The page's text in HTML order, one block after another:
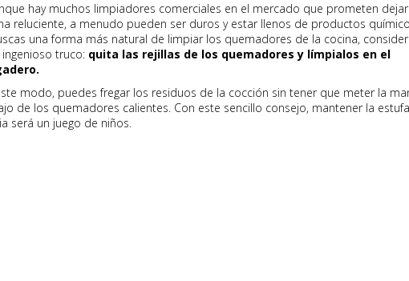
hay muchos limpiadores comerciales en el mercado que prometen
reluciente, a menudo pueden ser duros y estar llenos de productos
una forma más natural de limpiar los quemadores de la cocina,
truco: quita las rejillas de los quemadores y límpialos en el
modo, puedes fregar los residuos de la cocción sin tener que meter la
de los quemadores calientes. Con este sencillo consejo, mantener la estufa
será un juego de niños.